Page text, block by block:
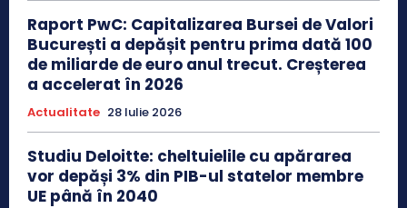
Raport PwC: Capitalizarea Bursei de Valori
București a depășit pentru prima dată 100
de miliarde de euro anul trecut. Creșterea
a accelerat în 2026
Actualitate 28 Iulie 2026
Studiu Deloitte: cheltuielile cu apărarea
vor depăși 3% din PIB-ul statelor membre
UE până în 2040